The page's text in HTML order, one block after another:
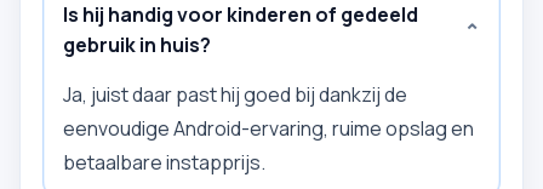
Is hij handig voor kinderen of gedeeld
gebruik in huis?
⌄
Ja, juist daar past hij goed bij dankzij de
eenvoudige Android-ervaring, ruime opslag en
betaalbare instapprijs.